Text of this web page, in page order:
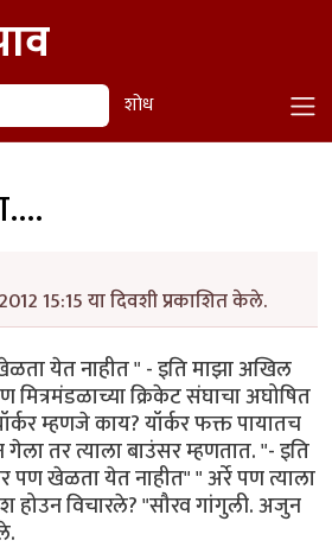
शोध
15:15 या दिवशी प्रकाशित केले.
येत नाहीत " - इति माझा अखिल
मित्रमंडळाच्या क्रिकेट संघाचा अघोषित
म्हणजे काय? यॉर्कर फक्त पायातच
तर त्याला बाउंसर म्हणतात. "- इति
पण खेळता येत नाहीत" " अर्रे पण त्याला
होउन विचारले? "सौरव गांगुली. अजुन